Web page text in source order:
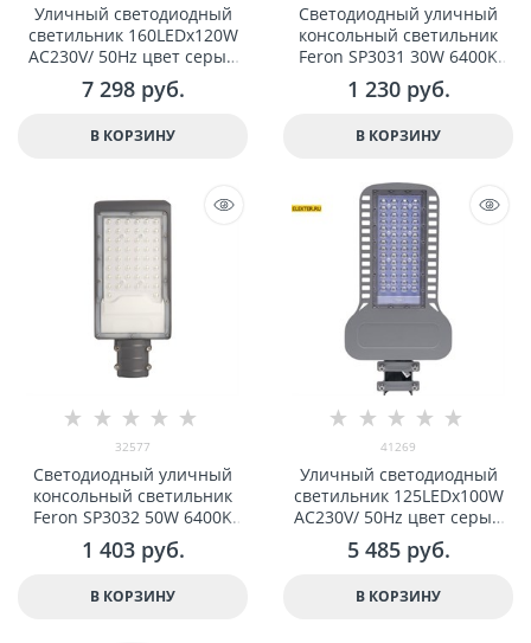
Уличный светодиодный
светильник 160LEDx120W
AC230V/ 50Hz цвет серый
(IP65), SP3050 арт 41271
7 298 руб.
В КОРЗИНУ
Светодиодный уличный
консольный светильник
Feron SP3031 30W 6400K
230V, черный арт 32576
1 230 руб.
В КОРЗИНУ
32577
Светодиодный уличный
консольный светильник
Feron SP3032 50W 6400K
230V, черный арт 32577
1 403 руб.
В КОРЗИНУ
41269
Уличный светодиодный
светильник 125LEDx100W
AC230V/ 50Hz цвет серый
(IP65), SP3050 арт 41269
5 485 руб.
В КОРЗИНУ